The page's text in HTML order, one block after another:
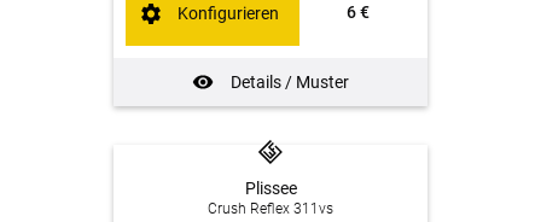
6 €
Details / Muster
Konfigurieren
Plissee
Crush Reflex 311vs